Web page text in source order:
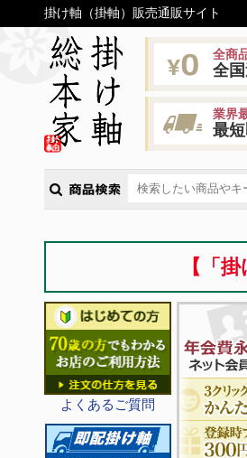
掛け軸（掛軸）販売通販サイト
全商
全
業界
最
【「
よくあるご質問